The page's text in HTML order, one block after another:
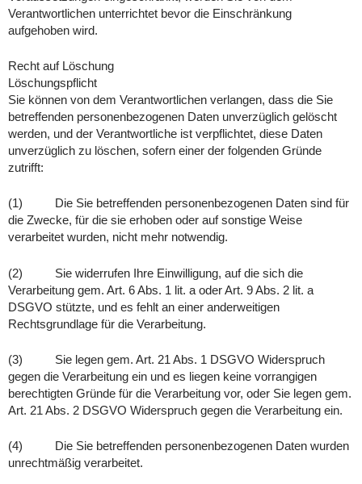
Verantwortlichen unterrichtet bevor die Einschränkung
aufgehoben wird.
Recht auf Löschung
Löschungspflicht
Sie können von dem Verantwortlichen verlangen, dass die Sie
betreffenden personenbezogenen Daten unverzüglich gelöscht
werden, und der Verantwortliche ist verpflichtet, diese Daten
unverzüglich zu löschen, sofern einer der folgenden Gründe
zutrifft:
(1) Die Sie betreffenden personenbezogenen Daten sind für
die Zwecke, für die sie erhoben oder auf sonstige Weise
verarbeitet wurden, nicht mehr notwendig.
(2) Sie widerrufen Ihre Einwilligung, auf die sich die
Verarbeitung gem. Art. 6 Abs. 1 lit. a oder Art. 9 Abs. 2 lit. a
DSGVO stützte, und es fehlt an einer anderweitigen
Rechtsgrundlage für die Verarbeitung.
(3) Sie legen gem. Art. 21 Abs. 1 DSGVO Widerspruch
gegen die Verarbeitung ein und es liegen keine vorrangigen
berechtigten Gründe für die Verarbeitung vor, oder Sie legen gem.
Art. 21 Abs. 2 DSGVO Widerspruch gegen die Verarbeitung ein.
(4) Die Sie betreffenden personenbezogenen Daten wurden
unrechtmäßig verarbeitet.